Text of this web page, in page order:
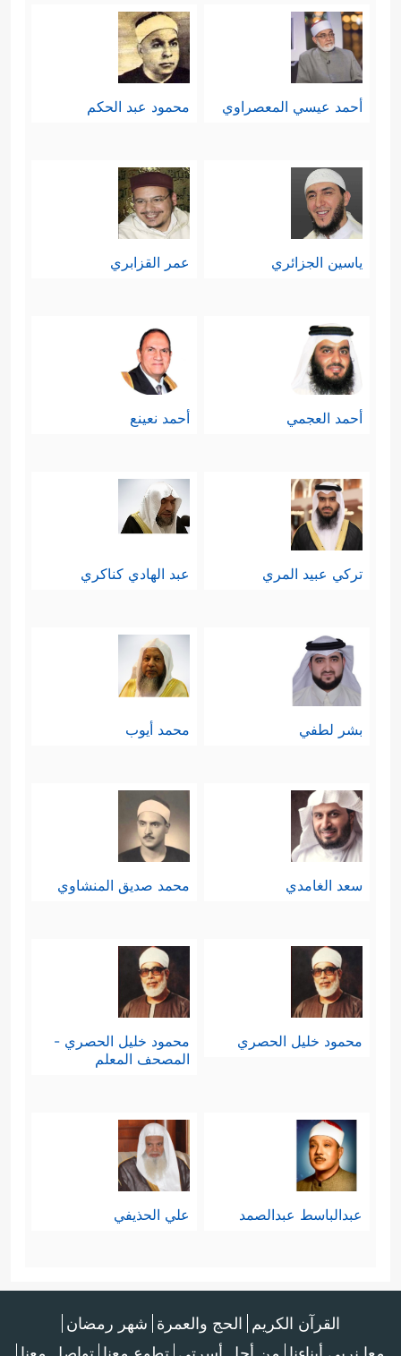
أحمد عيسي المعصراوي محمود عبد الحكم
ياسين الجزائري عمر القزابري
أحمد العجمي أحمد نعينع
تركي عبيد المري عبد الهادي كناكري
بشر لطفي محمد أيوب
سعد الغامدي محمد صديق المنشاوي
محمود خليل الحصري
محمود خليل الحصري -
المصحف المعلم
عبدالباسط عبدالصمد علي الحذيفي
القرآن الكريم الحج والعمرة شهر رمضان